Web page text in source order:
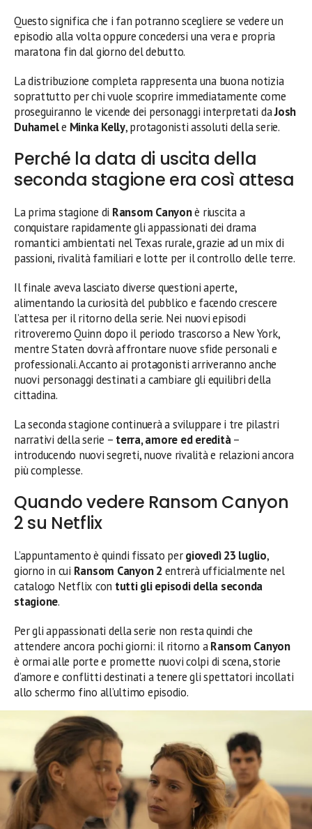
Questo significa che i fan potranno scegliere se vedere un
episodio alla volta oppure concedersi una vera e propria
maratona fin dal giorno del debutto.
La distribuzione completa rappresenta una buona notizia
soprattutto per chi vuole scoprire immediatamente come
proseguiranno le vicende dei personaggi interpretati daJosh
Duhamele Minka Kelly, protagonisti assoluti della serie.
Perché la data di uscita della
seconda stagione era così attesa
La prima stagione di Ransom Canyonè riuscita a
conquistare rapidamente gli appassionati dei drama
romantici ambientati nel Texas rurale, grazie ad un mix di
passioni, rivalità familiari e lotte per il controllo delle terre.
Il finale aveva lasciato diverse questioni aperte,
alimentando la curiosità del pubblico e facendo crescere
l’attesa per il ritorno della serie. Nei nuovi episodi
ritroveremo Quinn dopo il periodo trascorso a New York,
mentre Staten dovrà affrontare nuove sfide personali e
professionali. Accanto ai protagonisti arriveranno anche
nuovi personaggi destinati a cambiare gli equilibri della
cittadina.
La seconda stagione continuerà a sviluppare i tre pilastri
narrativi della serie – terra, amore ed eredità–
introducendo nuovi segreti, nuove rivalità e relazioni ancora
più complesse.
Quando vedere Ransom Canyon
2 su Netflix
L’appuntamento è quindi fissato pergiovedì 23 luglio,
giorno in cui Ransom Canyon 2 entrerà ufficialmente nel
catalogo Netflix con tutti gli episodi della seconda
stagione.
Per gli appassionati della serie non resta quindi che
attendere ancora pochi giorni: il ritorno aRansom Canyon
è ormai alle porte e promette nuovi colpi di scena, storie
d’amore e conflitti destinati a tenere gli spettatori incollati
allo schermo fino all’ultimo episodio.